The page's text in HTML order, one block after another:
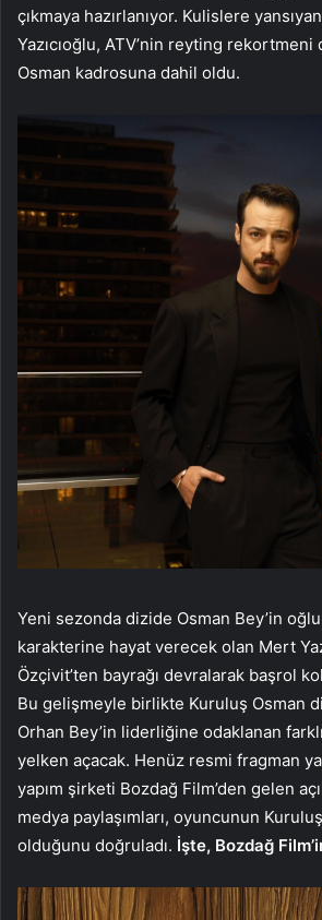
çıkmaya hazırlanıyor. Kulislere
Yazıcıoğlu, ATV’nin reyting
Osman kadrosuna dahil oldu.
Yeni sezonda dizide Osman Bey’in
karakterine hayat verecek olan Mert
Özçivit’ten bayrağı devralarak başrol
Bu gelişmeyle birlikte Kuruluş Osman
Orhan Bey’in liderliğine odaklanan
yelken açacak. Henüz resmi fragman
yapım şirketi Bozdağ Film’den gelen
medya paylaşımları, oyuncunun
olduğunu doğruladı. İşte, Bozdağ